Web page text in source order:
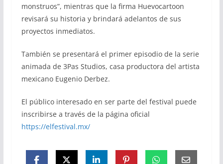
monstruos”, mientras que la firma Huevocartoon
revisará su historia y brindará adelantos de sus
proyectos inmediatos.
También se presentará el primer episodio de la serie
animada de 3Pas Studios, casa productora del artista
mexicano Eugenio Derbez.
El público interesado en ser parte del festival puede
inscribirse a través de la página oficial
https://elfestival.mx/